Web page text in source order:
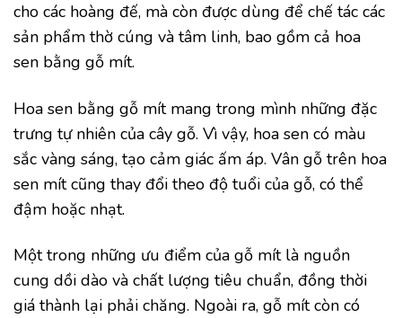
cho các hoàng đế, mà còn được dùng để chế tác các
sản phẩm thờ cúng và tâm linh, bao gồm cả hoa
sen bằng gỗ mít.
Hoa sen bằng gỗ mít mang trong mình những đặc
trưng tự nhiên của cây gỗ. Vì vậy, hoa sen có màu
sắc vàng sáng, tạo cảm giác ấm áp. Vân gỗ trên hoa
sen mít cũng thay đổi theo độ tuổi của gỗ, có thể
đậm hoặc nhạt.
Một trong những ưu điểm của gỗ mít là nguồn
cung dồi dào và chất lượng tiêu chuẩn, đồng thời
giá thành lại phải chăng. Ngoài ra, gỗ mít còn có